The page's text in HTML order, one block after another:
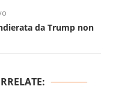
da Trump non